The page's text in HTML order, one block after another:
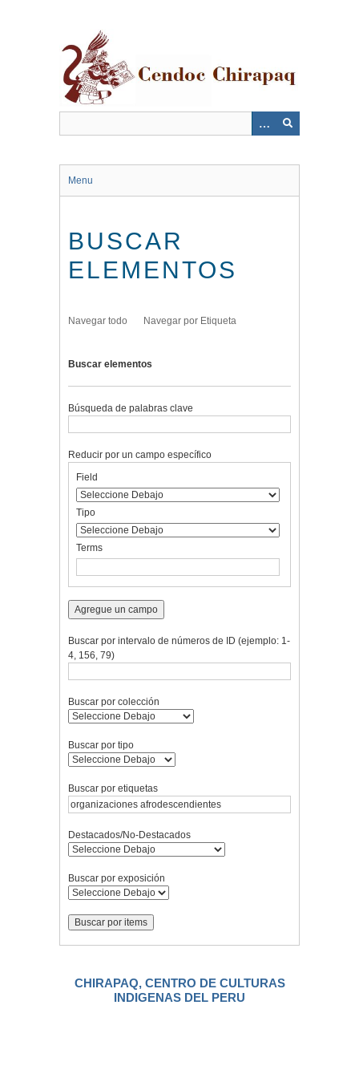
Menu
BUSCAR
ELEMENTOS
Navegar todo Navegar por Etiqueta
Buscar elementos
Búsqueda de palabras clave
rows
"Reducir
por
específico":
1
Reducir por un campo específico
de
búsqueda
de
búsqueda
de
búsqueda
de
Búsqueda
Field
Tipo
Terms
Agregue un campo
Buscar por intervalo de números de ID (ejemplo: 1-
4, 156, 79)
Buscar por colección
Buscar por tipo
Buscar por etiquetas
Destacados/No-Destacados
Buscar por exposición
CHIRAPAQ, CENTRO DE CULTURAS
INDIGENAS DEL PERU